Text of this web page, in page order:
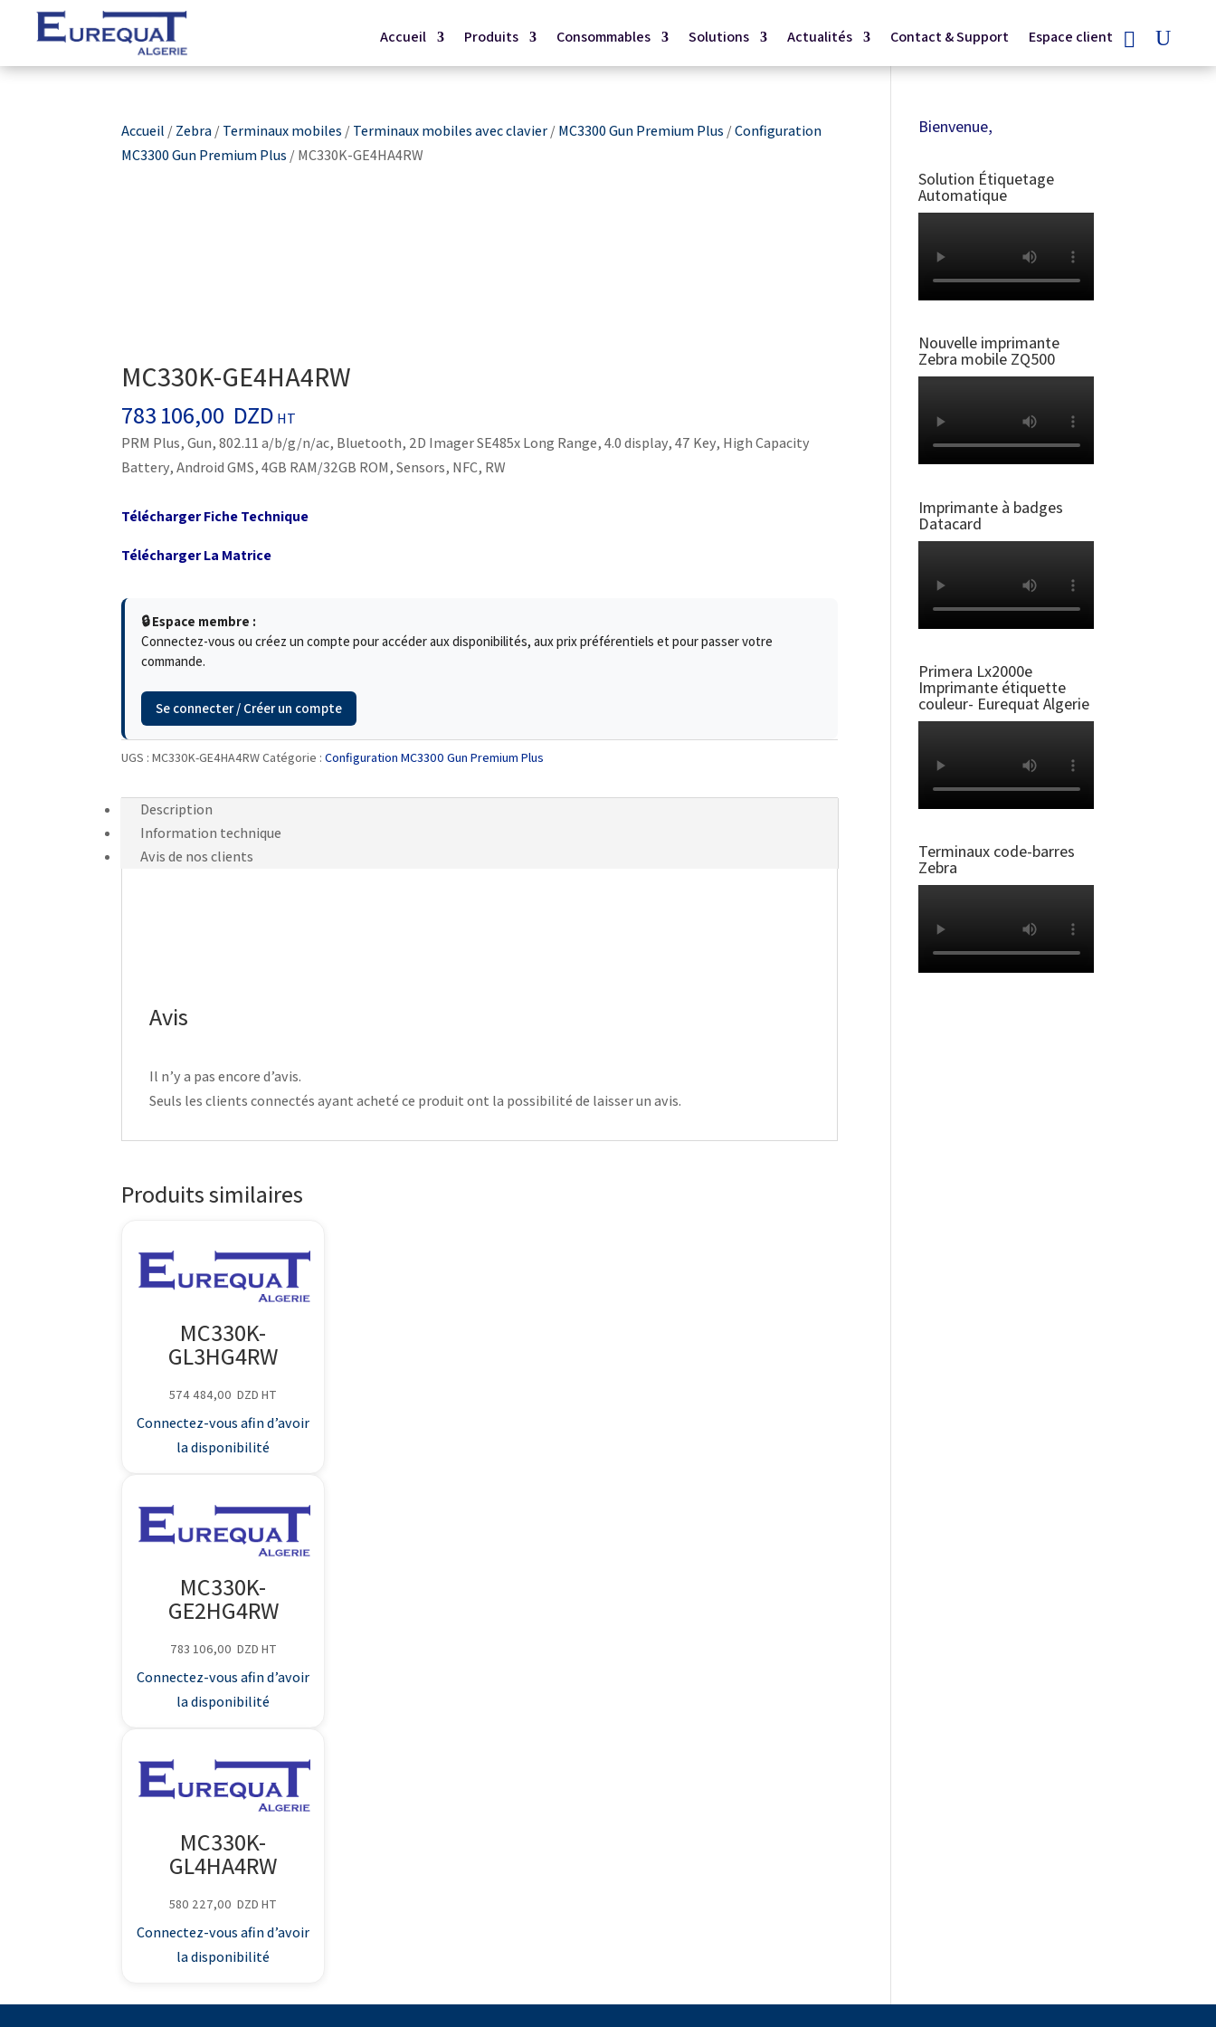
Accueil Produits Consommables Solutions Actualités Contact & Support Espace client
Accueil /Zebra/Terminaux mobiles /Terminaux mobiles avec clavier/MC3300 Gun Premium Plus /Configuration
MC3300 Gun Premium Plus / MC330K-GE4HA4RW
MC330K-GE4HA4RW
783 106,00 DZD HT
PRM Plus, Gun, 802.11 a/b/g/n/ac, Bluetooth, 2D Imager SE485x Long Range, 4.0 display, 47 Key, High Capacity
Battery, Android GMS, 4GB RAM/32GB ROM, Sensors, NFC, RW
Télécharger Fiche Technique
Télécharger La Matrice
🔒 Espace membre :
Connectez-vous ou créez un compte pour accéder aux disponibilités, aux prix préférentiels et pour passer votre
commande.
Se connecter / Créer un compte
UGS :MC330K-GE4HA4RWCatégorie :Configuration MC3300 Gun Premium Plus
Description
Information technique
Avis de nos clients
Avis
Il n’y a pas encore d’avis.
Seuls les clients connectés ayant acheté ce produit ont la possibilité de laisser un avis.
Produits similaires
MC330K-
GL3HG4RW
574 484,00 DZD HT
Connectez-vous afin d’avoir
la disponibilité
MC330K-
GE2HG4RW
783 106,00 DZD HT
Connectez-vous afin d’avoir
la disponibilité
MC330K-
GL4HA4RW
580 227,00 DZD HT
Connectez-vous afin d’avoir
la disponibilité
Bienvenue,
Solution Étiquetage
Automatique
Nouvelle imprimante
Zebra mobile ZQ500
Imprimante à badges
Datacard
Primera Lx2000e
Imprimante étiquette
couleur- Eurequat Algerie
Terminaux code-barres
Zebra